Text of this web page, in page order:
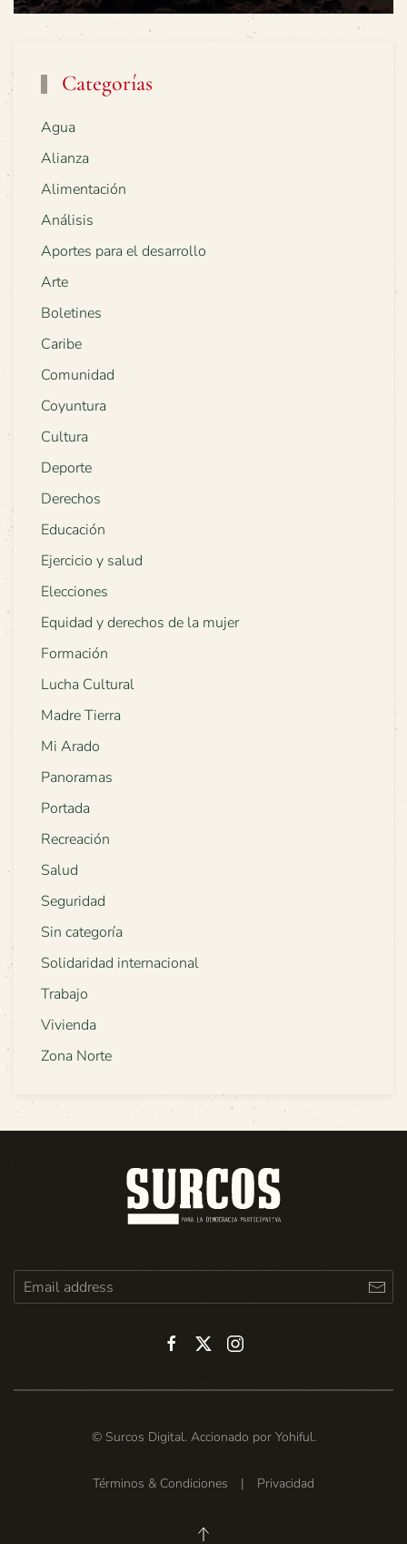
Categorías
Agua
Alianza
Alimentación
Análisis
Aportes para el desarrollo
Arte
Boletines
Caribe
Comunidad
Coyuntura
Cultura
Deporte
Derechos
Educación
Ejercicio y salud
Elecciones
Equidad y derechos de la mujer
Formación
Lucha Cultural
Madre Tierra
Mi Arado
Panoramas
Portada
Recreación
Salud
Seguridad
Sin categoría
Solidaridad internacional
Trabajo
Vivienda
Zona Norte
© Surcos Digital. Accionado por Yohiful.
Términos & Condiciones | Privacidad